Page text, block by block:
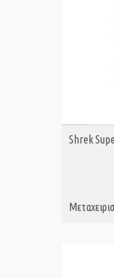
Shrek